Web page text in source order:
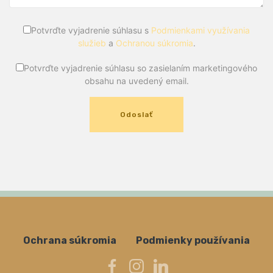
Potvrďte vyjadrenie súhlasu s Podmienkami využívania
služieb a Ochranou súkromia.
Potvrďte vyjadrenie súhlasu so zasielaním marketingového
obsahu na uvedený email.
Odoslať
Ochrana súkromia Podmienky používania